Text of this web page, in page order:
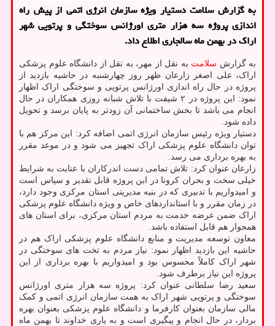
به گزارش سلامت دستیار ویژه سازمان انرژی اتمی از پیش راه
اندازی پروژه سه هزار متری اورژانس سوختگی و پرتویی شهر
اراك در بهمن ماه سالجاری اطلاع داد.
به گزارش سلامت به نقل از مهر، به نقل از دانشگاه علوم پزشکی
اراک، علی اصغر ️زارعان ظهر روز چهارشنبه در حاشیه بازدید از
پروژه در حال راه اندازی اورژانس پرتویی و سوختگی اراک اظهار
نمود: این پروژه در ۲ شیفت با تلاش شبانه روزی همکاران در حال
انجام می باشد تا بخش ساختمانی آن زودتر به پایان برسد و تحویل
داده شود.
دستیار ویژه رئیس سازمان انرژی اتمی اضافه کرد: این مرکز هم با
توان دانشگاه علوم پزشکی اراک تجهیز می شود و در موعد مقرر
به بهره برداری می رسد.
زارعان عنوان کرد: تلاش تمامی دست اندرکاران با عنایت به شرایط
خیلی سخت و بحران کرونا در این پروژه قابل تقدیر و سپاس است
و امیدواریم با تدبیری که در بنیه مدیریتی استان مرکزی وجود دارد،
در زمان مقرر و با استانداردهای خاص و ویژه دانشگاه علوم پزشکی
اراک ضمن عرضه خدمت به مردم استان مرکزی، برای استان های
همجوار هم قابل استفاده باشد.
معاون توسعه مدیریت و منابع دانشگاه علوم پزشکی اراک هم در
حاشیه این بازدید اظهار نمود: نیاز مردم به تخت های سوختگی در
شهر اراک کاملاً محسوس بود و امیدواریم با بهره برداری از این
پروژه این نیاز برطرف شود.
سعید رضا سلطانی عنوان کرد: پروژه سه هزار متری اورژانس
سوختگی و پرتویی شهر اراک به همت سازمان انرژی اتمی و کمک
مالی سازمان بعنوان کارفرما و دانشگاه علوم پزشکی بعنوان بهره
بردار، در حال انجام و پیگیری است و به یاری خداوند تا بهمن ماه